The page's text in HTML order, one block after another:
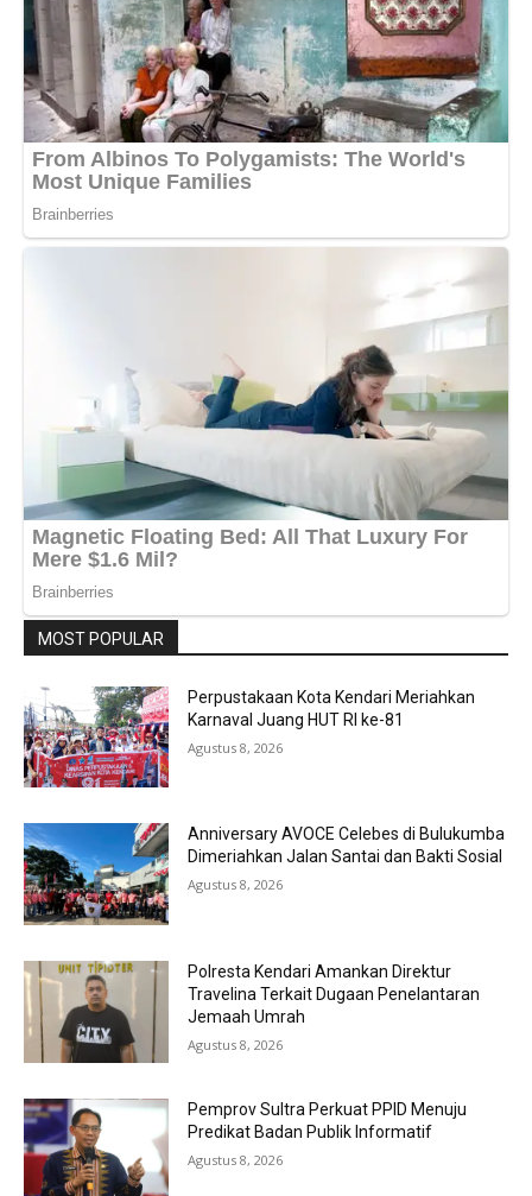
MOST POPULAR
Perpustakaan Kota Kendari Meriahkan
Karnaval Juang HUT RI ke-81
Agustus 8, 2026
Anniversary AVOCE Celebes di Bulukumba
Dimeriahkan Jalan Santai dan Bakti Sosial
Agustus 8, 2026
Polresta Kendari Amankan Direktur
Travelina Terkait Dugaan Penelantaran
Jemaah Umrah
Agustus 8, 2026
Pemprov Sultra Perkuat PPID Menuju
Predikat Badan Publik Informatif
Agustus 8, 2026